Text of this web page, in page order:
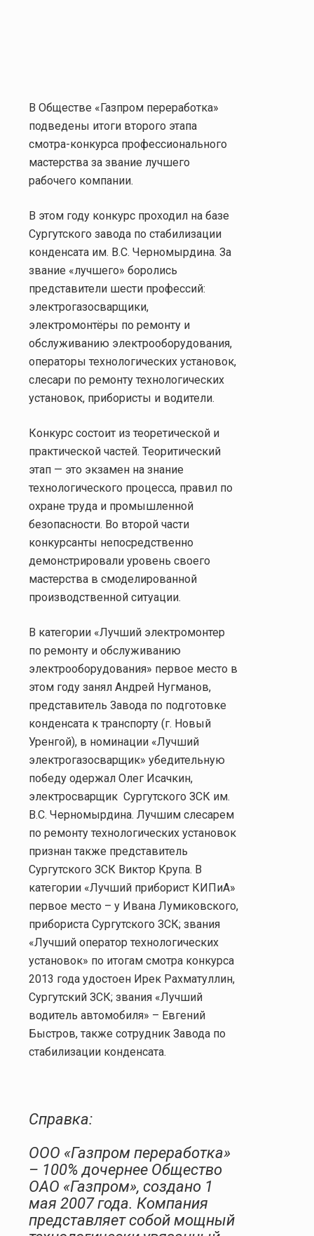
В Обществе «Газпром переработка»
подведены итоги второго этапа
смотра-конкурса профессионального
мастерства за звание лучшего
рабочего компании.
В этом году конкурс проходил на базе
Сургутского завода по стабилизации
конденсата им. В.С. Черномырдина. За
звание «лучшего» боролись
представители шести профессий:
электрогазосварщики,
электромонтёры по ремонту и
обслуживанию электрооборудования,
операторы технологических установок,
слесари по ремонту технологических
установок, прибористы и водители.
Конкурс состоит из теоретической и
практической частей. Теоритический
этап — это экзамен на знание
технологического процесса, правил по
охране труда и промышленной
безопасности. Во второй части
конкурсанты непосредственно
демонстрировали уровень своего
мастерства в смоделированной
производственной ситуации.
В категории «Лучший электромонтер
по ремонту и обслуживанию
электрооборудования» первое место в
этом году занял Андрей Нугманов,
представитель Завода по подготовке
конденсата к транспорту (г. Новый
Уренгой), в номинации «Лучший
электрогазосварщик» убедительную
победу одержал Олег Исачкин,
электросварщик Сургутского ЗСК им.
В.С. Черномырдина. Лучшим слесарем
по ремонту технологических установок
признан также представитель
Сургутского ЗСК Виктор Крупа. В
категории «Лучший приборист КИПиА»
первое место – у Ивана Лумиковского,
прибориста Сургутского ЗСК; звания
«Лучший оператор технологических
установок» по итогам смотра конкурса
2013 года удостоен Ирек Рахматуллин,
Сургутский ЗСК; звания «Лучший
водитель автомобиля» – Евгений
Быстров, также сотрудник Завода по
стабилизации конденсата.
Справка:
ООО «Газпром переработка»
– 100% дочернее Общество
ОАО «Газпром», создано 1
мая 2007 года. Компания
представляет собой мощный